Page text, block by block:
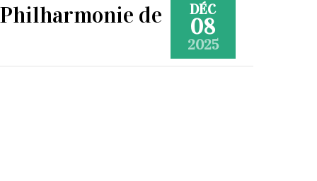
Philharmonie de
DÉC
08
2025